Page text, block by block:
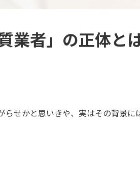
業者」の正体と
らせかと思いきや、実はその背景に